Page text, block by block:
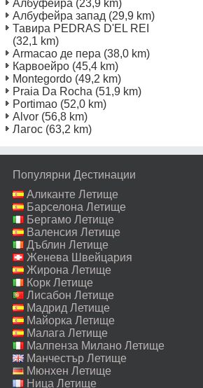
Албуфейра (23,9 km)
Албуфейра запад (29,9 km)
Тавира PEDRAS D'EL REI
(32,1 km)
Armacao де пера (38,0 km)
Карвоейро (45,4 km)
Montegordo (49,2 km)
Praia Da Rocha (51,9 km)
Portimao (52,0 km)
Alvor (56,8 km)
Лагос (63,2 km)
Популярни Дестинации
Аликанте Летище
Барселона Летище
Бергамо Летище
Валенсия Летище
Дъблин Летище
Женева Швейцария
Летище
Жирона Летище
Корк Летище
Лисабон Летище
Мадрид Летище
Майорка Летище
Малага Летище
Малпенза Милано Летище
Манчестър Летище
Мюнхен Летище
Ница Летище